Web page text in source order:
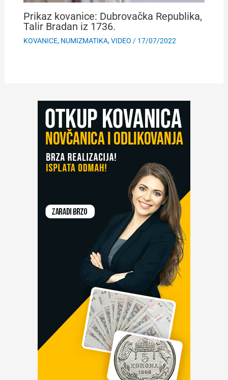
Prikaz kovanice: Dubrovačka Republika,
Talir Bradan iz 1736.
KOVANICE, NUMIZMATIKA,VIDEO / 17/07/2022